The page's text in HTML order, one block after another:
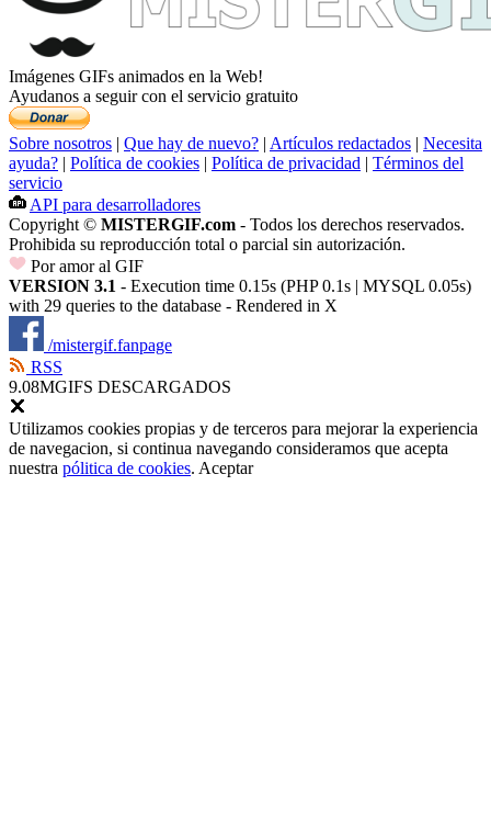
Imágenes GIFs animados en la Web!
Ayudanos a seguir con el servicio gratuito
Sobre nosotros Que hay de nuevo? Artículos redactados
Necesita
ayuda?
Política de cookies Política de privacidad
Términos del
servicio
API para desarrolladores
Copyright © MISTERGIF.com - Todos los derechos reservados.
Prohibida su reproducción total o parcial sin autorización.
Por amor al GIF
VERSION 3.1 - Execution time 0.15s (PHP 0.1s | MYSQL 0.05s)
with 29 queries to the database - Rendered in X
/mistergif.fanpage
RSS
9.08MGIFS DESCARGADOS
Utilizamos cookies propias y de terceros para mejorar la experiencia
de navegacion, si continua navegando consideramos que acepta
nuestra pólitica de cookies. Aceptar